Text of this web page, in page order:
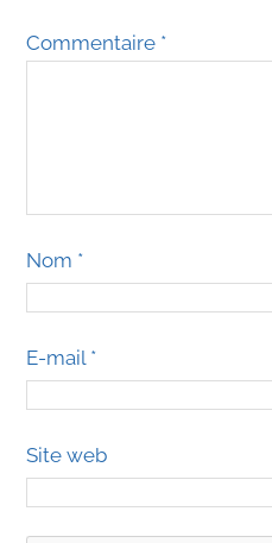
Commentaire *
Nom *
E-mail *
Site web